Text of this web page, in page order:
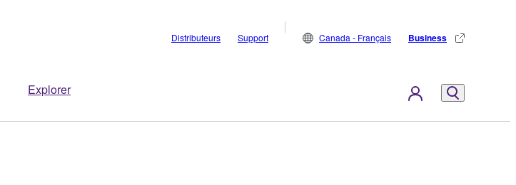
Explorer
Distributeurs Support Canada - Français Business